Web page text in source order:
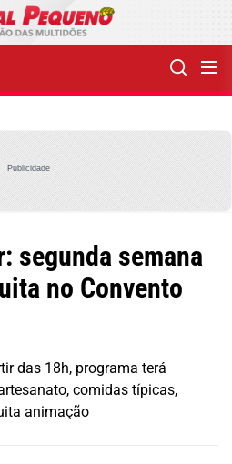
Publicidade
segunda semana
no Convento
das 18h, programa terá
comidas típicas,
animação